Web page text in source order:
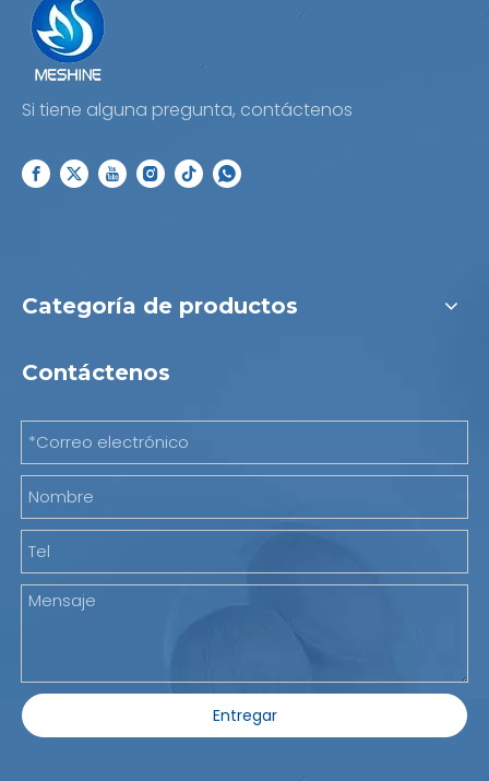
Si tiene alguna pregunta, contáctenos
Categoría de productos
Contáctenos
Entregar